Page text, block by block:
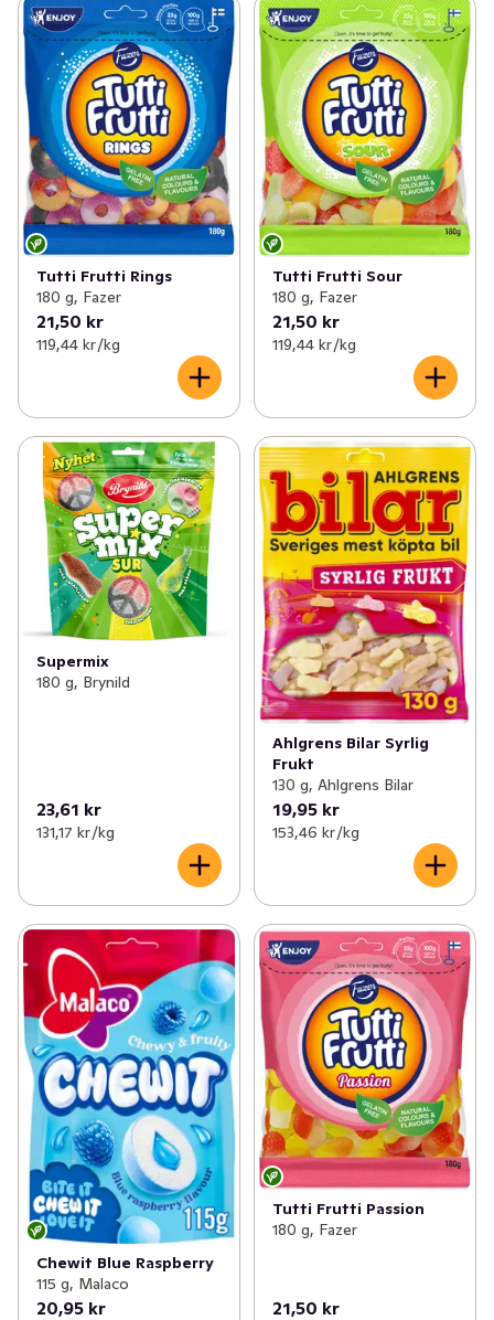
Tutti Frutti Rings
180 g, Fazer
21,50 kr
119,44 kr /kg
Tutti Frutti Sour
180 g, Fazer
21,50 kr
119,44 kr /kg
Supermix
180 g, Brynild
23,61 kr
131,17 kr /kg
Ahlgrens Bilar Syrlig
Frukt
130 g, Ahlgrens Bilar
19,95 kr
153,46 kr /kg
Chewit Blue Raspberry
115 g, Malaco
20,95 kr
Tutti Frutti Passion
180 g, Fazer
21,50 kr